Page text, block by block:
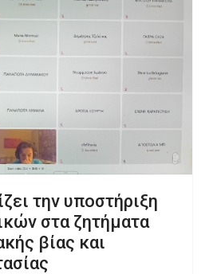
την υποστήριξη
στα ζητήματα
βίας και